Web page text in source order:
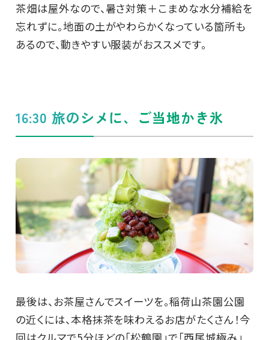
茶畑は屋外なので、暑さ対策＋こまめな水分補給を
忘れずに。地面の土がやわらかくなっている箇所も
あるので、動きやすい服装がおススメです。
16:30 旅のシメに、ご当地かき氷
最後は、お茶屋さんでスイーツを。稲荷山茶園公園
の近くには、本格抹茶を味わえるお店がたくさん！今